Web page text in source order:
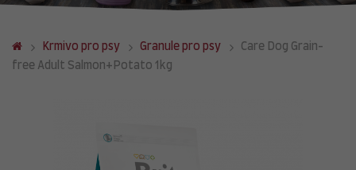
Krmivo pro psy Granule pro psy
Care Dog Grain-
free Adult Salmon+Potato 1kg